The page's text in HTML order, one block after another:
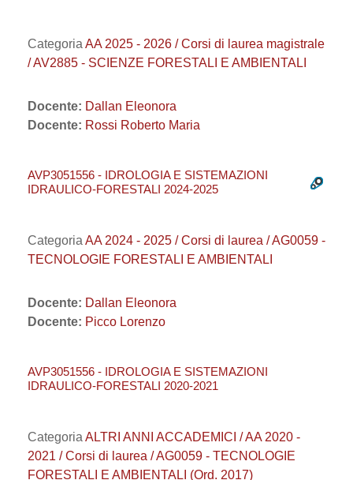
Categoria AA 2025 - 2026 / Corsi di laurea magistrale
/ AV2885 - SCIENZE FORESTALI E AMBIENTALI
Docente: Dallan Eleonora
Docente: Rossi Roberto Maria
AVP3051556 - IDROLOGIA E SISTEMAZIONI
IDRAULICO-FORESTALI 2024-2025
Categoria AA 2024 - 2025 / Corsi di laurea / AG0059 -
TECNOLOGIE FORESTALI E AMBIENTALI
Docente: Dallan Eleonora
Docente: Picco Lorenzo
AVP3051556 - IDROLOGIA E SISTEMAZIONI
IDRAULICO-FORESTALI 2020-2021
Categoria ALTRI ANNI ACCADEMICI / AA 2020 -
2021 / Corsi di laurea / AG0059 - TECNOLOGIE
FORESTALI E AMBIENTALI (Ord. 2017)